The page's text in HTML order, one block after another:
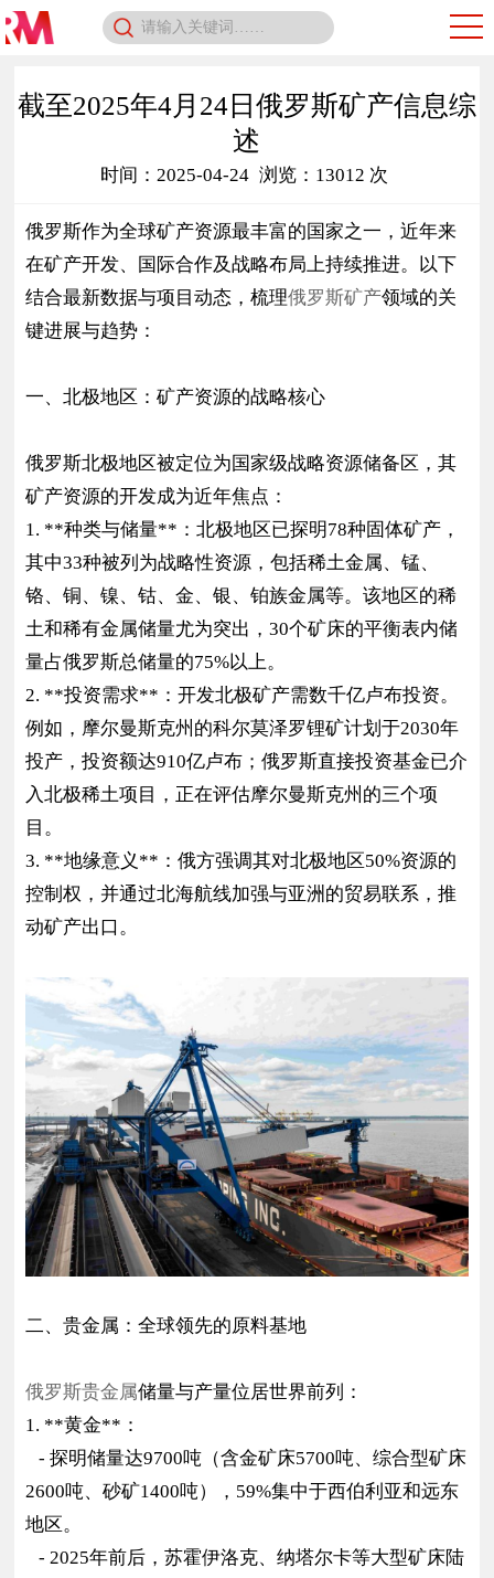
截至2025年4月24日俄罗斯矿产信息综
述
时间：2025-04-24 浏览：13012 次
俄罗斯作为全球矿产资源最丰富的国家之一，近年来
在矿产开发、国际合作及战略布局上持续推进。以下
结合最新数据与项目动态，梳理俄罗斯矿产领域的关
键进展与趋势：
一、北极地区：矿产资源的战略核心
俄罗斯北极地区被定位为国家级战略资源储备区，其
矿产资源的开发成为近年焦点：
1. **种类与储量**：北极地区已探明78种固体矿产，
其中33种被列为战略性资源，包括稀土金属、锰、
铬、铜、镍、钴、金、银、铂族金属等。该地区的稀
土和稀有金属储量尤为突出，30个矿床的平衡表内储
量占俄罗斯总储量的75%以上。
2. **投资需求**：开发北极矿产需数千亿卢布投资。
例如，摩尔曼斯克州的科尔莫泽罗锂矿计划于2030年
投产，投资额达910亿卢布；俄罗斯直接投资基金已介
入北极稀土项目，正在评估摩尔曼斯克州的三个项
目。
3. **地缘意义**：俄方强调其对北极地区50%资源的
控制权，并通过北海航线加强与亚洲的贸易联系，推
动矿产出口。
二、贵金属：全球领先的原料基地
俄罗斯贵金属储量与产量位居世界前列：
1. **黄金**：
- 探明储量达9700吨（含金矿床5700吨、综合型矿床
2600吨、砂矿1400吨），59%集中于西伯利亚和远东
地区。
- 2025年前后，苏霍伊洛克、纳塔尔卡等大型矿床陆